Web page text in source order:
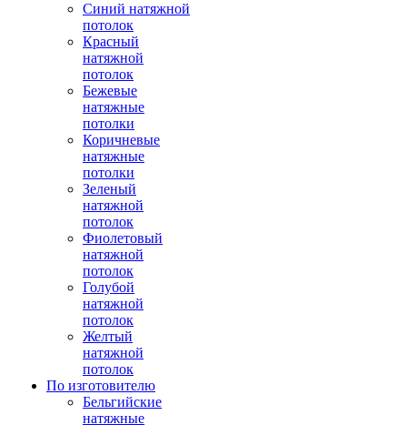
Синий натяжной
потолок
Красный
натяжной
потолок
Бежевые
натяжные
потолки
Коричневые
натяжные
потолки
Зеленый
натяжной
потолок
Фиолетовый
натяжной
потолок
Голубой
натяжной
потолок
Желтый
натяжной
потолок
По изготовителю
Бельгийские
натяжные